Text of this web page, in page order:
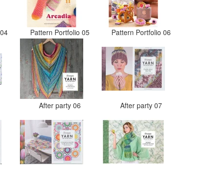
Pattern Portfolio 05 Pattern Portfolio 06
After party 06 After party 07